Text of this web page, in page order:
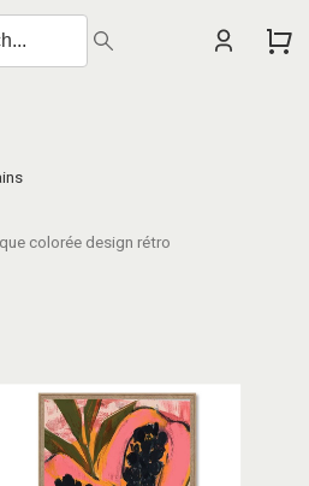
colorée design rétro